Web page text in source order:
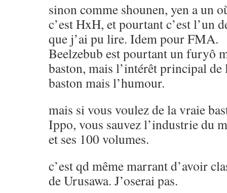
sinon comme shounen, yen a un
c’est HxH, et pourtant c’est l’un
que j’ai pu lire. Idem pour FMA.
Beelzebub est pourtant un furyô
baston, mais l’intérêt principal de
baston mais l’humour.
mais si vous voulez de la vraie
Ippo, vous sauvez l’industrie du
et ses 100 volumes.
c’est qd même marrant d’avoir
de Urusawa. J’oserai pas.